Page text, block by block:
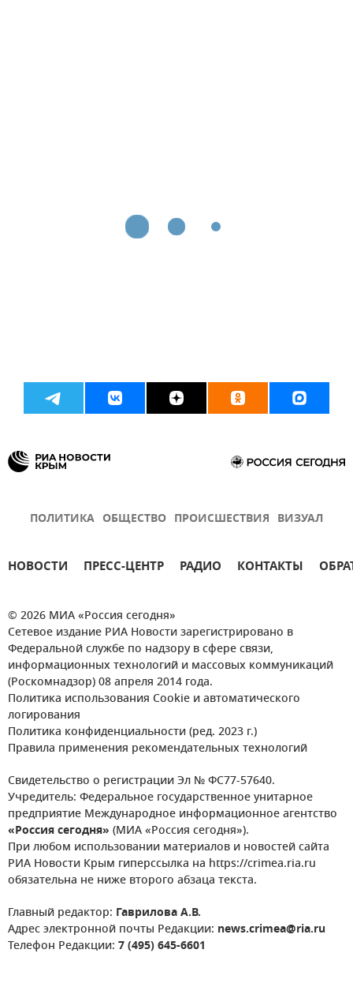
ПОЛИТИКА ОБЩЕСТВО ПРОИСШЕСТВИЯ ВИЗУАЛ
НОВОСТИ ПРЕСС-ЦЕНТР РАДИО КОНТАКТЫ
© 2026 МИА «Россия сегодня»
Сетевое издание РИА Новости зарегистрировано в
Федеральной службе по надзору в сфере связи,
информационных технологий и массовых коммуникаций
(Роскомнадзор) 08 апреля 2014 года.
Политика использования Cookie и автоматического
логирования
Политика конфиденциальности (ред. 2023 г.)
Правила применения рекомендательных технологий
Свидетельство о регистрации Эл № ФС77-57640.
Учредитель: Федеральное государственное унитарное
предприятие Международное информационное агентство
«Россия сегодня» (МИА «Россия сегодня»).
При любом использовании материалов и новостей сайта
РИА Новости Крым гиперссылка на https://crimea.ria.ru
обязательна не ниже второго абзаца текста.
Главный редактор: Гаврилова А.В.
Адрес электронной почты Редакции: news.crimea@ria.ru
Телефон Редакции: 7 (495) 645-6601